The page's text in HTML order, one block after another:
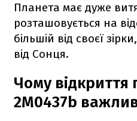
Планета має дуже
розташовується на
більшій від своєї
від Сонця.
Чому відкриття
2M0437b